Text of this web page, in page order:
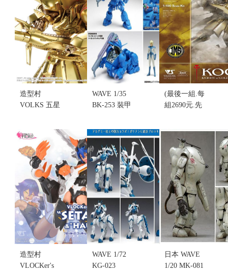
盒況)
售價:0
造型村
VOLKS 五星
IMS-13 黃金
之夜 K.O.G
(不挑盒況)
(售完缺貨...
售價:0
WAVE 1/35
BK-253 裝甲
Dog PS版 初
回限定版 組
裝模型(不挑
盒況)(售完缺
貨...
售價:0
(最後一組.每
組2690元.先
語 1/100 IMS
SERIES 黃金
騎士 VS-
IMS-11
KNIGHT OF
GOLD A-T
TYPE D2
MIRAGE
KOG-AT (不
挑盒況)(售完
缺貨...
售價:0
造型村
VLOCKer's
WAVE 1/72
KG-023
日本 WAVE
1/20 MK-081